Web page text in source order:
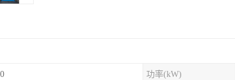
功率(kW)